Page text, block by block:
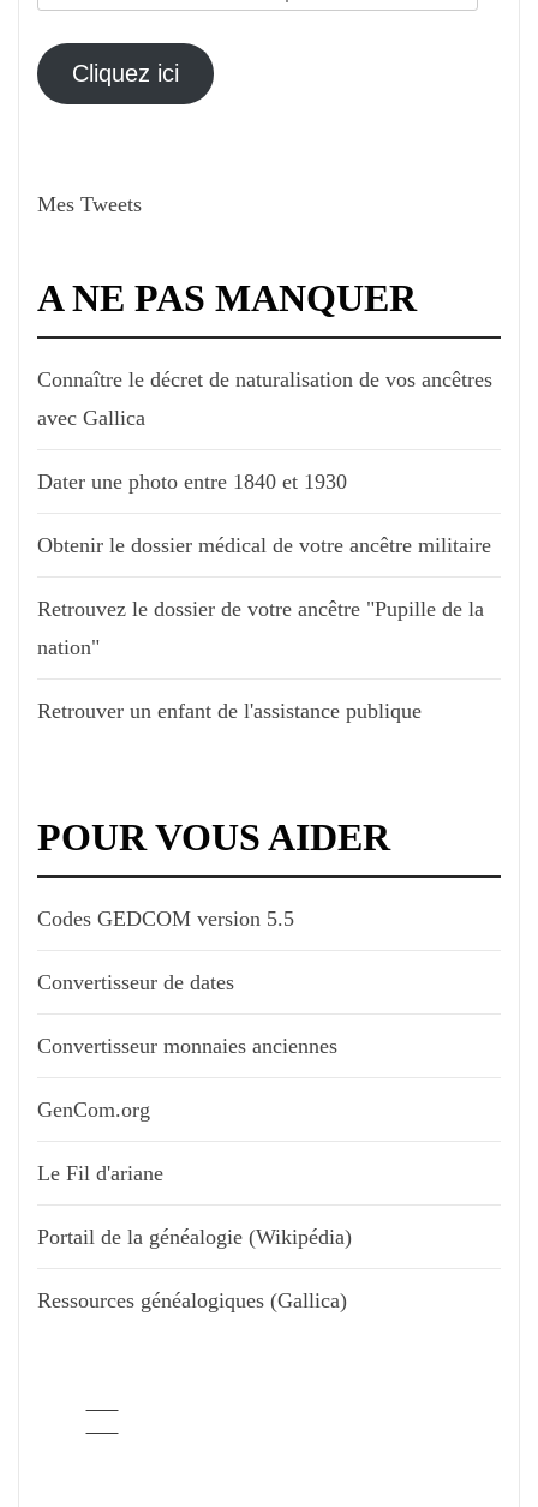
électronique
Cliquez ici
Mes Tweets
A NE PAS MANQUER
Connaître le décret de naturalisation de vos ancêtres
avec Gallica
Dater une photo entre 1840 et 1930
Obtenir le dossier médical de votre ancêtre militaire
Retrouvez le dossier de votre ancêtre "Pupille de la
nation"
Retrouver un enfant de l'assistance publique
POUR VOUS AIDER
Codes GEDCOM version 5.5
Convertisseur de dates
Convertisseur monnaies anciennes
GenCom.org
Le Fil d'ariane
Portail de la généalogie (Wikipédia)
Ressources généalogiques (Gallica)